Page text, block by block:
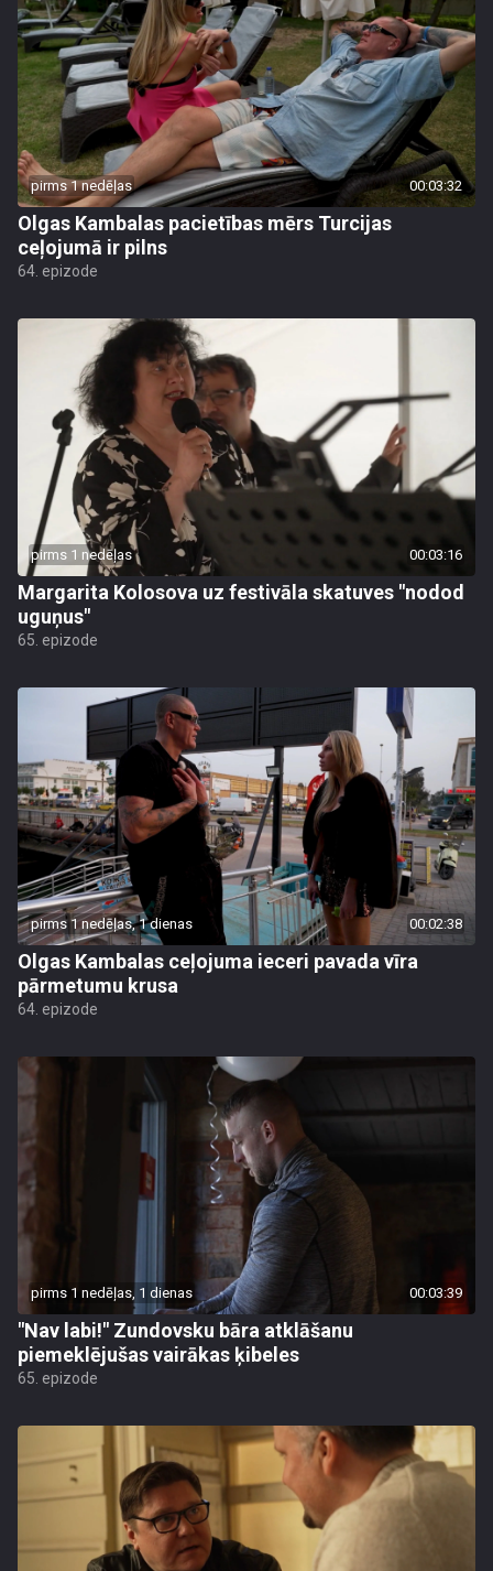
pirms 1 nedēļas 00:03:32
Olgas Kambalas pacietības mērs Turcijas
ceļojumā ir pilns
64. epizode
pirms 1 nedēļas 00:03:16
Margarita Kolosova uz festivāla skatuves "nodod
uguņus"
65. epizode
pirms 1 nedēļas, 1 dienas 00:02:38
Olgas Kambalas ceļojuma ieceri pavada vīra
pārmetumu krusa
64. epizode
pirms 1 nedēļas, 1 dienas 00:03:39
"Nav labi!" Zundovsku bāra atklāšanu
piemeklējušas vairākas ķibeles
65. epizode